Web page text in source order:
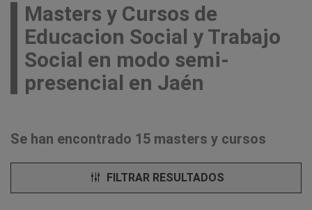
Masters y Cursos de
Educacion Social y Trabajo
Social en modo semi-
presencial en Jaén
Se han encontrado 15 masters y cursos
FILTRAR RESULTADOS